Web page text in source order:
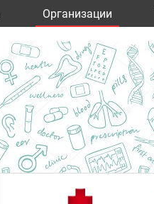
Организации